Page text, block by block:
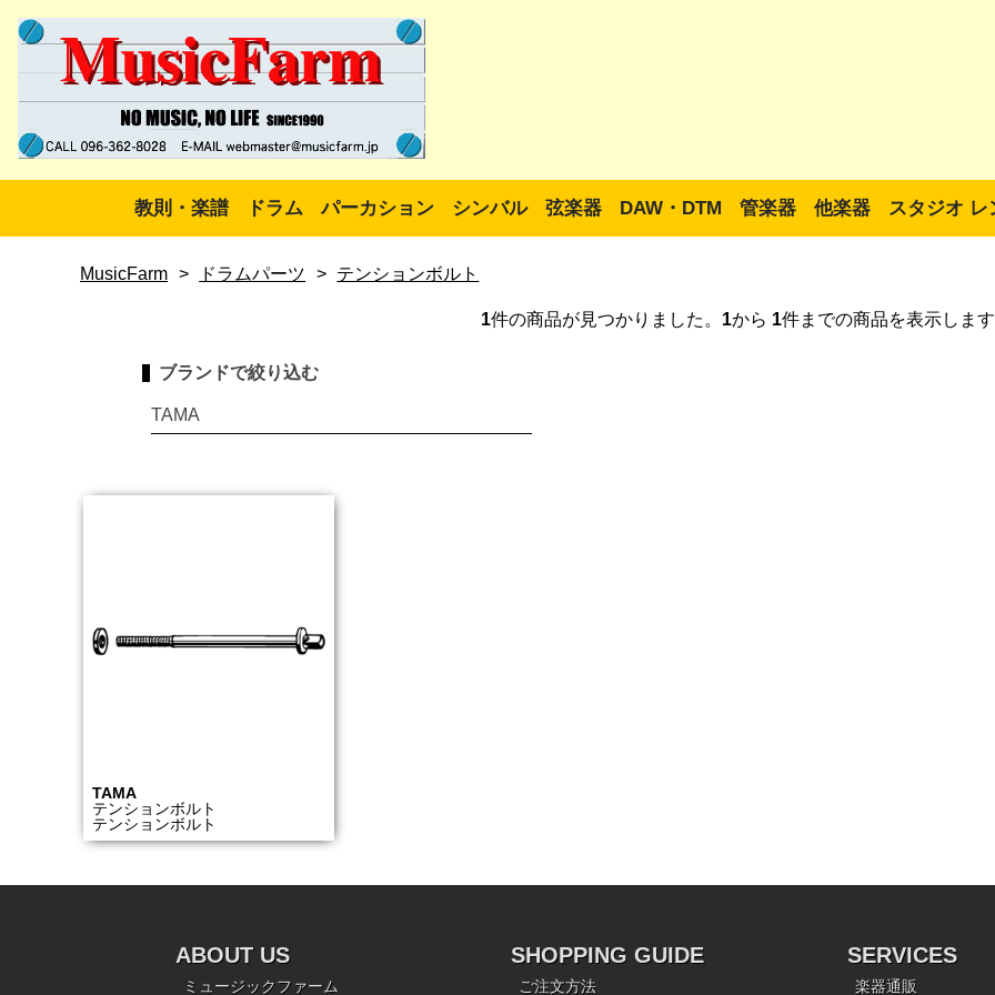
教則・楽譜 ドラム パーカション シンバル 弦楽器 DAW・DTM 管楽器 他楽器 スタジオ レ
MusicFarm > ドラムパーツ > テンションボルト
1件の商品が見つかりました。 1から 1件までの商品を表示します
ブランドで絞り込む
TAMA
TAMA
テンションボルト
テンションボルト
ABOUT US
ミュージックファーム
SHOPPING GUIDE
ご注文方法
SERVICES
楽器通販